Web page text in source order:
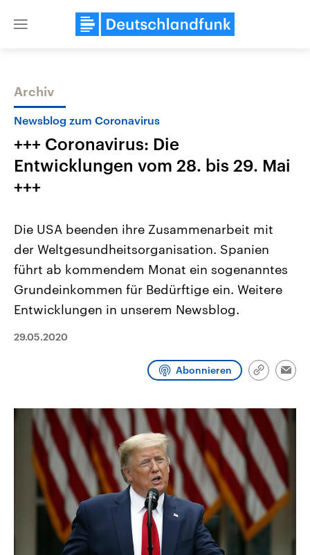
Close
Themen
2026
Alle Informationen
Sachsen-Anhalt wählt am 6.
September 2026 einen neuen
Landtag. Seit 2021 wird das
Bundesland von einer Koalition aus
CDU, SPD und FDP regiert.-
Wahlprogramme, aktuelle Berichte
und Kandidaten der anstehenden
Aktuelle Beiträge,
Hintergründe
Wirtschaftlich und
gehören die Vereinigten
den mächtigsten Ländern
mit großem Einfluss auf
aktuelle Weltgeschehen.
Archiv
Newsblog zum Coronavirus
+++ Coronavirus: Die
Entwicklungen vom 28. bis 29. Mai
+++
Die USA beenden ihre Zusammenarbeit mit
der Weltgesundheitsorganisation. Spanien
führt ab kommendem Monat ein sogenanntes
Grundeinkommen für Bedürftige ein. Weitere
Entwicklungen in unserem Newsblog.
29.05.2020
Abonnieren
Link